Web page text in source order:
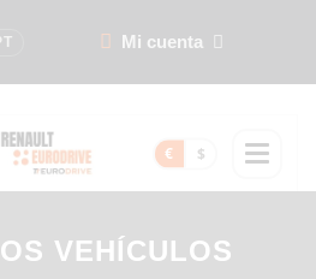
Mi cuenta
€ $
VEHÍCULOS